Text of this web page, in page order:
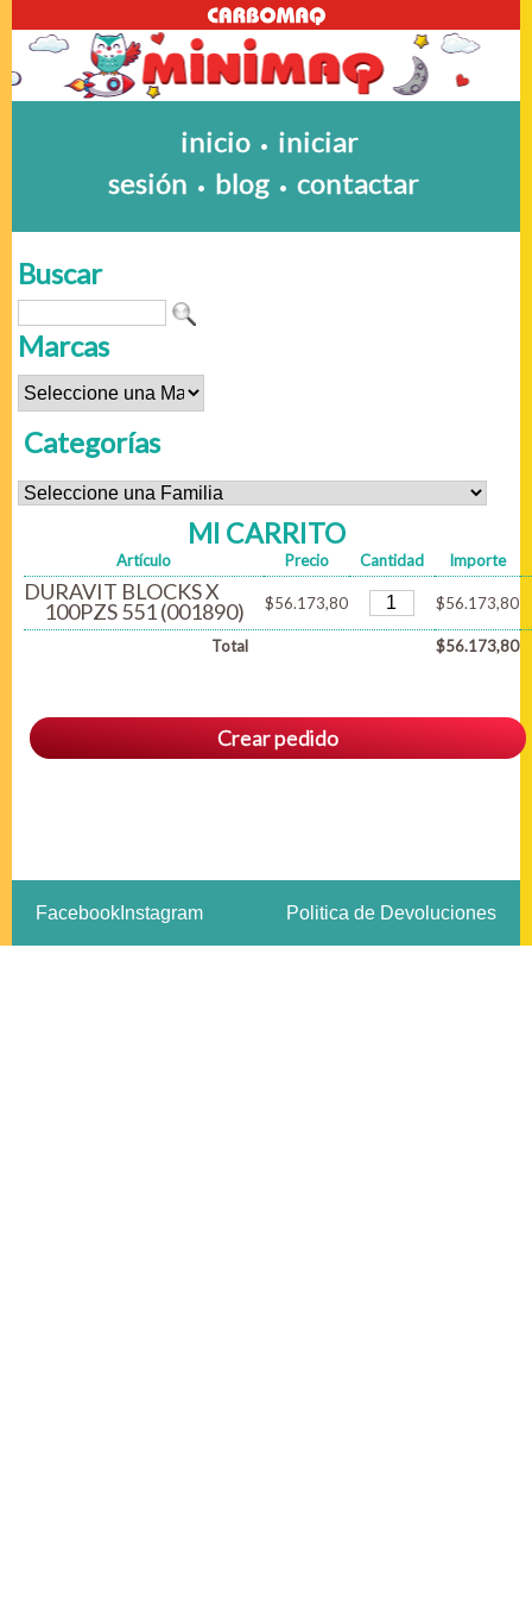
inicio • iniciar
sesión • blog • contactar
Buscar
Marcas
Categorías
MI CARRITO
Artículo Precio Cantidad Importe
DURAVIT BLOCKS X
100PZS 551 (001890) $56.173,80 $56.173,80
Total $56.173,80
Crear pedido
Facebook Instagram Politica de Devoluciones